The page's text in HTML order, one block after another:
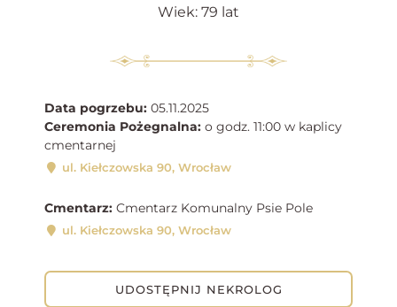
Wiek: 79 lat
Data pogrzebu: 05.11.2025
Ceremonia Pożegnalna: o godz. 11:00 w kaplicy
cmentarnej
ul. Kiełczowska 90, Wrocław
Cmentarz: Cmentarz Komunalny Psie Pole
ul. Kiełczowska 90, Wrocław
UDOSTĘPNIJ NEKROLOG